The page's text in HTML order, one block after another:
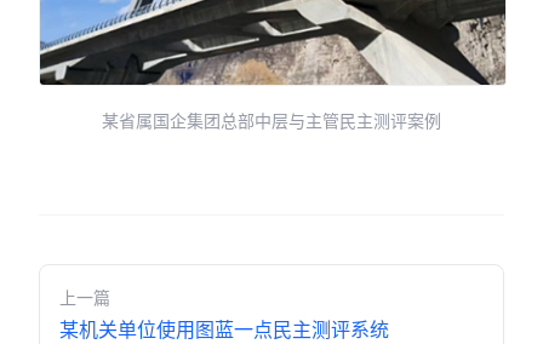
某省属国企集团总部中层与主管民主测评案例
上一篇
某机关单位使用图蓝一点民主测评系统